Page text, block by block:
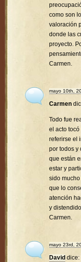
como son
valoración
donde las
proyecto.
Carmen.
mayo 10th,
Carmen
Todo fue
el acto
referirse el
por todos y
que están
estar y
sido
que lo
atención
y
Carmen.
mayo 23rd,
David dice: